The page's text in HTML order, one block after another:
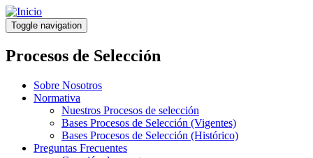
Pasar
al
contenido
principal
Toggle navigation
Procesos de Selección
Sobre Nosotros
Normativa
Nuestros Procesos de selección
Bases Procesos de Selección (Vigentes)
Bases Procesos de Selección (Histórico)
Preguntas Frecuentes